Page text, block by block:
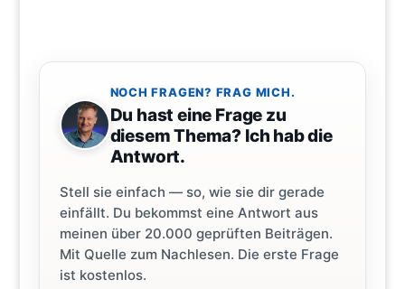
NOCH FRAGEN? FRAG MICH.
Du hast eine Frage zu
diesem Thema? Ich hab die
Antwort.
Stell sie einfach — so, wie sie dir gerade
einfällt. Du bekommst eine Antwort aus
meinen über 20.000 geprüften Beiträgen.
Mit Quelle zum Nachlesen. Die erste Frage
ist kostenlos.